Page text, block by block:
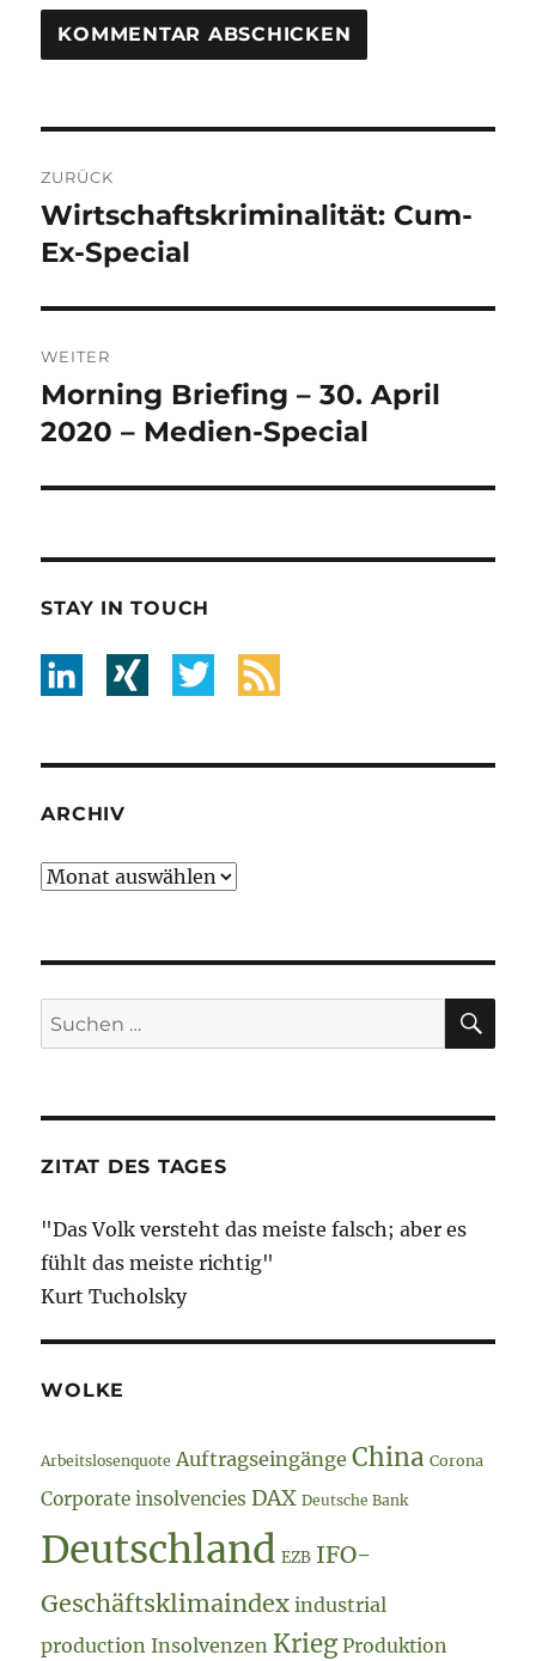
Navigation
ZURÜCK
Vorheriger
Beitrag:
Wirtschaftskriminalität: Cum-
Ex-Special
WEITER
Nächster
Beitrag:
Morning Briefing – 30. April
2020 – Medien-Special
STAY IN TOUCH
ARCHIV
Archiv
Suche
nach:
ZITAT DES TAGES
"Das Volk versteht das meiste falsch; aber es
fühlt das meiste richtig"
Kurt Tucholsky
WOLKE
Arbeitslosenquote Auftragseingänge China Corona
Corporate insolvencies DAX Deutsche Bank
Deutschland EZB IFO-
Geschäftsklimaindex industrial
production Insolvenzen Krieg Produktion